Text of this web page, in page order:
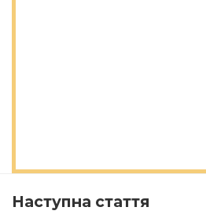
Наступна стаття